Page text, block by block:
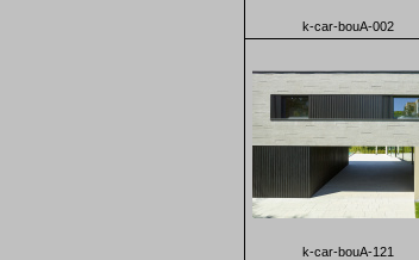
k-car-bouA-002
k-car-bouA-121